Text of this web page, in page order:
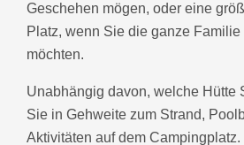
Geschehen mögen, oder eine
Platz, wenn Sie die ganze
möchten.
Unabhängig davon, welche Hütte
Sie in Gehweite zum Strand,
Aktivitäten auf dem